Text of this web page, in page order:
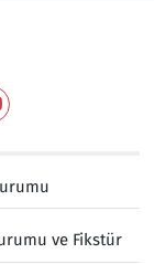
ve Fikstür